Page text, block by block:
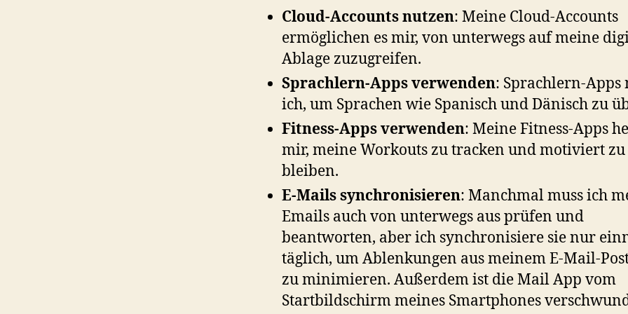
Cloud-Accounts nutzen: Meine Cloud-Accounts
ermöglichen es mir, von unterwegs auf meine
Ablage zuzugreifen.
Sprachlern-Apps verwenden: Sprachlern-Apps
ich, um Sprachen wie Spanisch und Dänisch zu
Fitness-Apps verwenden: Meine Fitness-Apps
mir, meine Workouts zu tracken und motiviert zu
bleiben.
E-Mails synchronisieren: Manchmal muss ich
Emails auch von unterwegs aus prüfen und
beantworten, aber ich synchronisiere sie nur
täglich, um Ablenkungen aus meinem E-Mail-
zu minimieren. Außerdem ist die Mail App vom
Startbildschirm meines Smartphones